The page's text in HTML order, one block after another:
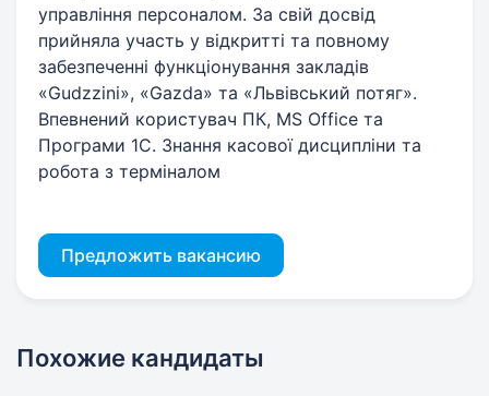
управління персоналом. За свій досвід
прийняла участь у відкритті та повному
забезпеченні функціонування закладів
«Gudzzini», «Gazda» та «Львівський потяг».
Впевнений користувач ПК, MS Office та
Програми 1С. Знання касової дисципліни та
робота з терміналом
Предложить вакансию
Похожие кандидаты